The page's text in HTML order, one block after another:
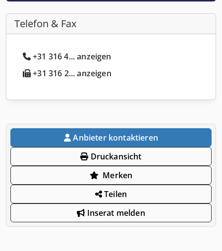
Telefon & Fax
+31 316 4... anzeigen
+31 316 2... anzeigen
Anbieter kontaktieren
Druckansicht
Merken
Teilen
Inserat melden